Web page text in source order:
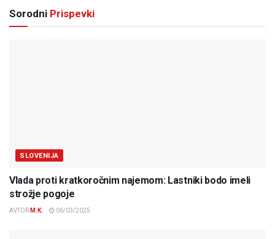
Sorodni Prispevki
SLOVENIJA
Vlada proti kratkoročnim najemom: Lastniki bodo imeli
strožje pogoje
AVTOR M.K. 06/03/2025